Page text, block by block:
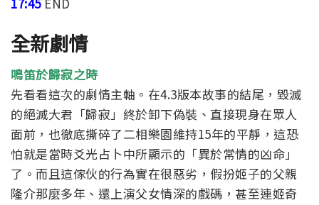
全新劇情
鳴笛於歸寂之時
先看看這次的劇情主軸。在4.3版本故事的結尾，毀滅
的絕滅大君「歸寂」終於卸下偽裝、直接現身在眾人
面前，也徹底撕碎了二相樂園維持15年的平靜，這恐
怕就是當時爻光占卜中所顯示的「異於常情的凶命」
了。而且這傢伙的行為實在很惡劣，假扮姬子的父親
隆介那麼多年、還上演父女情深的戲碼，甚至連姬奇